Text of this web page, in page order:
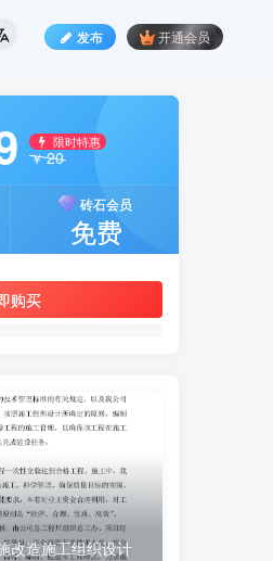
发布 开通会员
限时特惠
￥20
砖石会员
免费
购买
改造施工组织设计